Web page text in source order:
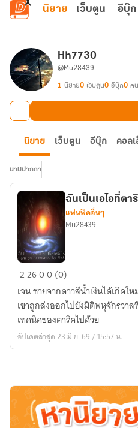
ข้ามไปยังเนื้อหาหลัก
นิยาย เว็บตูน อีบุ๊ก
Hh7730
@Mu28439
1 นิยาย0 เว็บตูน0 อีบุ๊ก0 ค
นิยาย เว็บตูน อีบุ๊ก คอล
นามปากกา
ฉัน
เอ
ไอ
ที่
ตา
ฉันเป็นเอไอที่ตา
แฟนฟิคอื่นๆ
Mu28439
22600 (0)
เจน ชายจากดาวสีน้ำเงินได้เกิดใ
เขาถูกส่งออกไปยังมิติพหุจักรวา
เทคนิคของตาริคไปด้วย
อัปเดตล่าสุด 23 มิ.ย. 69 / 15:57 น.